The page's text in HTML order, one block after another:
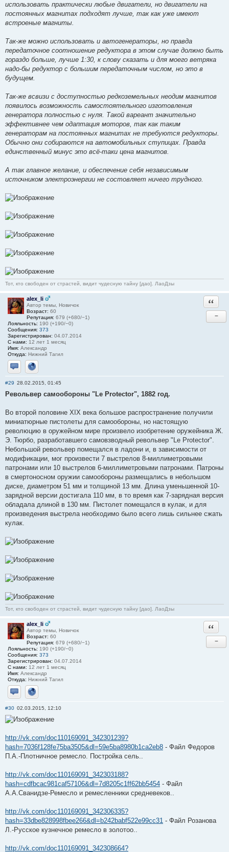
использовать практически любые двигатели, но двигатели на
постоянных магнитах подходят лучше, так как уже имеют
встроеные магниты.
Так-же можно использовать и автогенераторы, но правда
передаточное соотношение редуктора в этом случае должно быть
гораздо больше, лучше 1:30, к слову сказать и для моего ветряка
надо-бы редуктор с большим передаточным числом, но это в
будущем.
Так-же всвизи с доступностью редкоземельных неодим магнитов
появилось возможность самостоятельного изготовления
генератора полностью с нуля. Такой вареант значительно
эффективнее чем одаптация моторов, так как таким
генераторам на постоянных магнитах не требуются редукторы.
Обычно они собираются на автомобильных ступицах. Правда
единственный минус это всё-таки цена магнитов.
А так главное желание, и обеспечение себя независимым
источником электроэнергии не состовляет ничего трудного.
Тот, кто свободен от страстей, видит чудесную тайну [дао]. ЛаоДзы
alex_li
Автор темы, Новичок
Возраст: 60
Репутация: 679 (+680/−1)
Лояльность: 190 (+190/−0)
Сообщения: 373
Зарегистрирован: 04.07.2014
С нами: 12 лет 1 месяц
Имя: Александр
Откуда: Нижний Тагил
Отправить личное сообщение
Сайт
−
#29 28.02.2015, 01:45
Револьвер самообороны "Le Protector", 1882 год.
Во второй половине XIX века большое распространение получили
миниатюрные пистолеты для самообороны, но настоящую
революцию в оружейном мире произвело изобретение оружейника Ж.
Э. Тюрбо, разработавшего самовзводный револьвер "Le Protector".
Небольшой револьвер помещался в ладони и, в зависимости от
модификации, мог произвести 7 выстрелов 8-миллиметровыми
патронами или 10 выстрелов 6-миллиметровыми патронами. Патроны
в смертоносном оружии самообороны размещались в небольшом
диске, диаметром 51 мм и толщиной 13 мм. Длина уменьшенной 10-
зарядной версии достигала 110 мм, в то время как 7-зарядная версия
обладала длиной в 130 мм. Пистолет помещался в кулак, и для
произведения выстрела необходимо было всего лишь сильнее сжать
кулак.
Тот, кто свободен от страстей, видит чудесную тайну [дао]. ЛаоДзы
alex_li
Автор темы, Новичок
Возраст: 60
Репутация: 679 (+680/−1)
Лояльность: 190 (+190/−0)
Сообщения: 373
Зарегистрирован: 04.07.2014
С нами: 12 лет 1 месяц
Имя: Александр
Откуда: Нижний Тагил
Отправить личное сообщение
Сайт
−
#30 02.03.2015, 12:10
http://vk.com/doc110169091_342301239?
hash=7036f128fe75ba3505&dl=59e5ba8980b1ca2eb8 - Файл Федоров
П.А.-Плотничное ремесло. Постройка сель..
http://vk.com/doc110169091_342303188?
hash=cdfbcac981caf57106&dl=7d8205c1ff62bb5454 - Файл
А.А.Сванидзе-Ремесло и ремесленники средневеков..
http://vk.com/doc110169091_342306335?
hash=33dbe828998fbee266&dl=b242babf522e99cc31 - Файл Розанова
Л.-Русское кузнечное ремесло в золотоо..
http://vk.com/doc110169091_342308664?